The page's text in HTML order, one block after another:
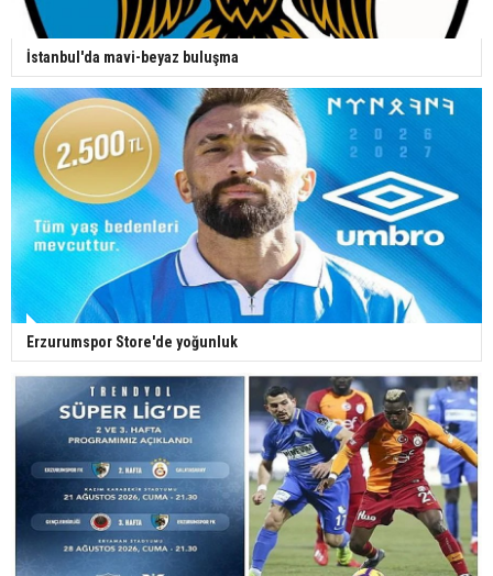
İstanbul'da mavi-beyaz buluşma
Erzurumspor Store'de yoğunluk